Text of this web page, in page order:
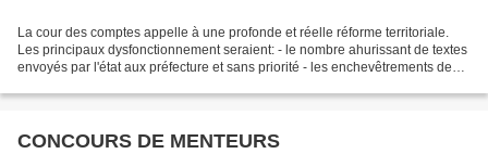
La cour des comptes appelle à une profonde et réelle réforme territoriale.
Les principaux dysfonctionnement seraient: - le nombre ahurissant de textes
envoyés par l'état aux préfecture et sans priorité - les enchevêtrements de
CONCOURS DE MENTEURS